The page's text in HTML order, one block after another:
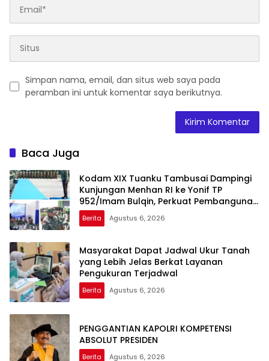
Simpan nama, email, dan situs web saya pada
peramban ini untuk komentar saya berikutnya.
Baca Juga
Kodam XIX Tuanku Tambusai Dampingi
Kunjungan Menhan RI ke Yonif TP
952/Imam Bulqin, Perkuat Pembangunan
Satuan
Berita Agustus 6, 2026
Masyarakat Dapat Jadwal Ukur Tanah
yang Lebih Jelas Berkat Layanan
Pengukuran Terjadwal
Berita Agustus 6, 2026
PENGGANTIAN KAPOLRI KOMPETENSI
ABSOLUT PRESIDEN
Berita Agustus 6, 2026